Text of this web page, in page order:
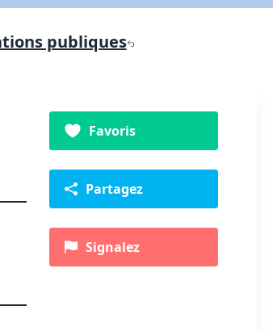
publiques
Favoris
Partagez
Signalez